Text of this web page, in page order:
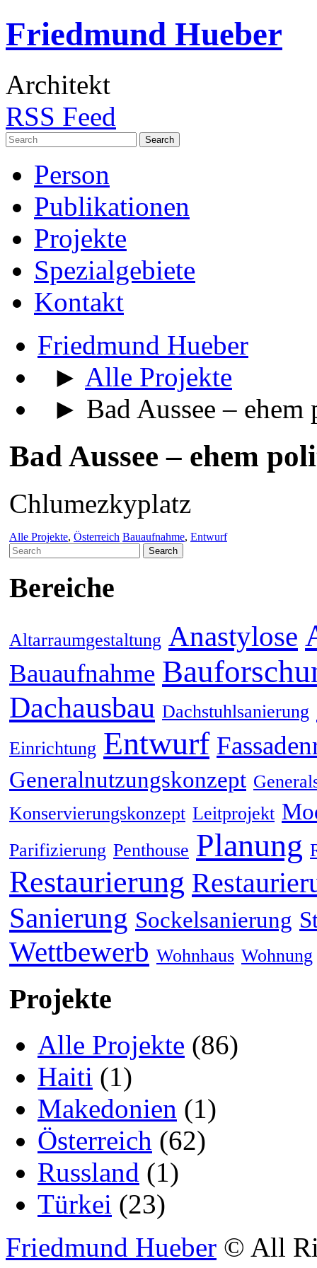
Friedmund Hueber
Architekt
RSS Feed
Search
for:
Person
Publikationen
Projekte
Spezialgebiete
Kontakt
Friedmund Hueber
► Alle Projekte
► Bad Aussee –
Bad Aussee – ehem
Chlumezkyplatz
Alle Projekte, Österreich Bauaufnahme, Entwurf
Search
for:
Bereiche
Altarraumgestaltung Anastylose
Bauaufnahme
Dachausbau Dachstuhlsanierung
Einrichtung Entwurf
Generalnutzungskonzept
Konservierungskonzept Leitprojekt
Parifizierung Penthouse Planung
Restaurierung
Sanierung Sockelsanierung
Wettbewerb Wohnhaus Wohnung
Projekte
Alle Projekte (86)
Haiti (1)
Makedonien (1)
Österreich (62)
Russland (1)
Türkei (23)
Friedmund Hueber © All